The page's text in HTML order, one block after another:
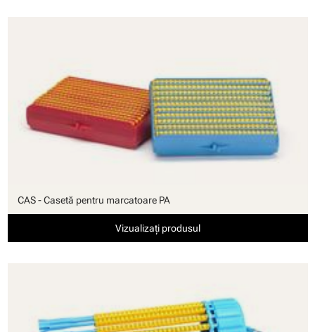
CAS - Casetă pentru marcatoare PA
Vizualizați produsul